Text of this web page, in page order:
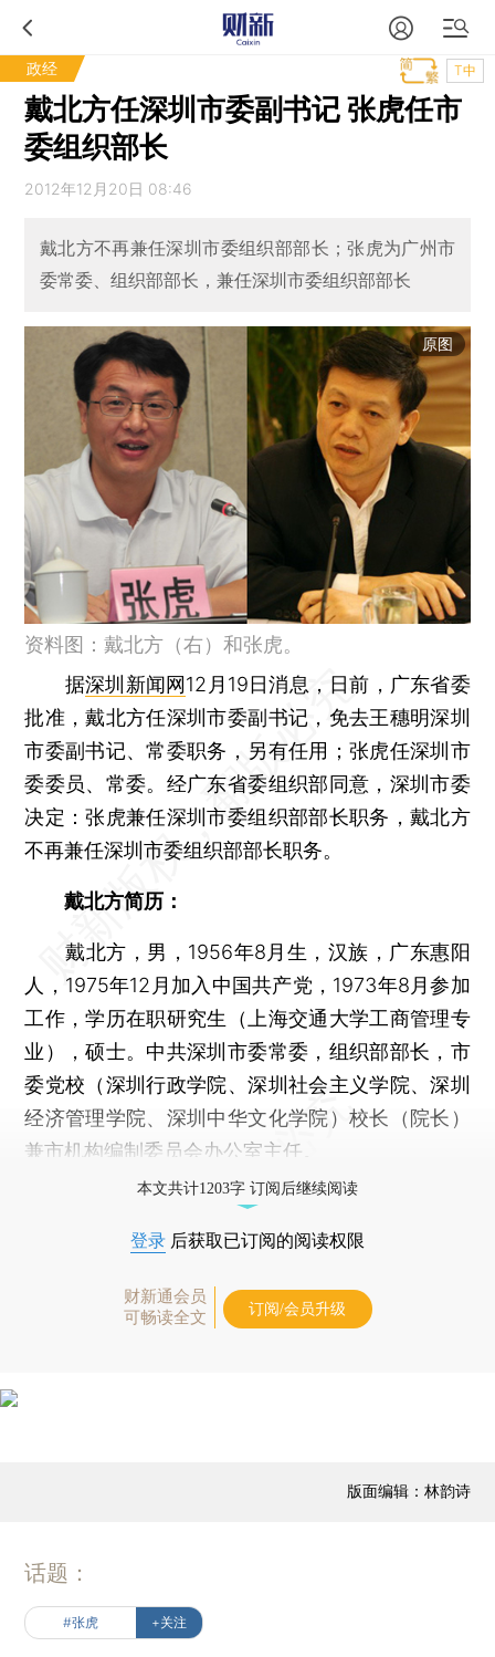
政经 T中
戴北方任深圳市委副书记 张虎任市
委组织部长
2012年12月20日 08:46
戴北方不再兼任深圳市委组织部部长；张虎为广州市
委常委、组织部部长，兼任深圳市委组织部部长
原图
资料图：戴北方（右）和张虎。
据深圳新闻网12月19日消息，日前，广东省委
批准，戴北方任深圳市委副书记，免去王穗明深圳
市委副书记、常委职务，另有任用；张虎任深圳市
委委员、常委。经广东省委组织部同意，深圳市委
决定：张虎兼任深圳市委组织部部长职务，戴北方
不再兼任深圳市委组织部部长职务。
戴北方简历：
戴北方，男，1956年8月生，汉族，广东惠阳
人，1975年12月加入中国共产党，1973年8月参加
工作，学历在职研究生（上海交通大学工商管理专
业），硕士。中共深圳市委常委，组织部部长，市
委党校（深圳行政学院、深圳社会主义学院、深圳
经济管理学院、深圳中华文化学院）校长（院长）
兼市机构编制委员会办公室主任。
本文共计1203字 订阅后继续阅读
登录 后获取已订阅的阅读权限
财新通会员
可畅读全文
订阅/会员升级
版面编辑：林韵诗
话题：
#张虎 +关注